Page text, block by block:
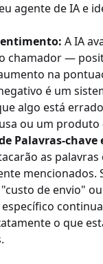
agente de IA e
A IA
chamador —
na
é um
algo está
ou um produto
Palavras-chave
as
mencionados.
de envio"
o que